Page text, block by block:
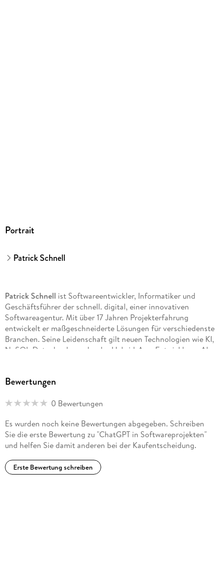
Portrait
Patrick Schnell
Patrick Schnell ist Softwareentwickler, Informatiker und
Geschäftsführer der schnell. digital, einer innovativen
Softwareagentur. Mit über 17 Jahren Projekterfahrung
entwickelt er maßgeschneiderte Lösungen für verschiedenste
Branchen. Seine Leidenschaft gilt neuen Technologien wie KI,
NoSQL-Datenbanken oder der Hybrid-App-Entwicklung. Als
Neben der Softwareentwicklung interessiert er sich für alles,
erreichen Patrick Schnell über die Kontaktmöglichkeiten
schnell. digital/.
Bewertungen
0 Bewertungen
Es wurden noch keine Bewertungen abgegeben. Schreiben
Sie die erste Bewertung zu "ChatGPT in Softwareprojekten"
und helfen Sie damit anderen bei der Kaufentscheidung.
Erste Bewertung schreiben